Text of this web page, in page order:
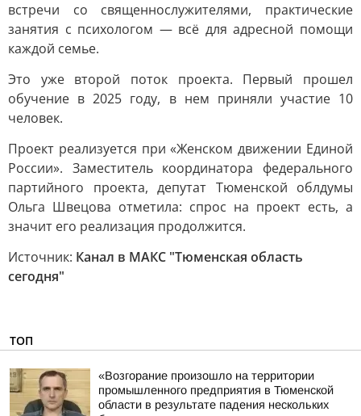
встречи со священнослужителями, практические
занятия с психологом — всё для адресной помощи
каждой семье.
Это уже второй поток проекта. Первый прошел
обучение в 2025 году, в нем приняли участие 10
человек.
Проект реализуется при «Женском движении Единой
России». Заместитель координатора федерального
партийного проекта, депутат Тюменской облдумы
Ольга Швецова отметила: спрос на проект есть, а
значит его реализация продолжится.
Источник: Канал в МАКС "Тюменская область
сегодня"
ТОП
«Возгорание произошло на территории
промышленного предприятия в Тюменской
области в результате падения нескольких